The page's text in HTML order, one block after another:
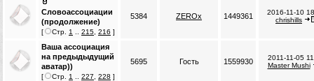
Словоассоциации
(продолжение)
[ Стр. 1 215 216 ]
5384 ZEROx 1449361
2016-11-10
chrishills
Ваша ассоциация
на предыдыдущий
аватар))
[ Стр. 1 227 228 ]
5695 Гость 1559930
2011-11-05
Master Mushi